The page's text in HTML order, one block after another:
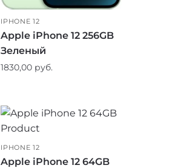
IPHONE 12
Apple iPhone 12 256GB
Зеленый
1830,00 руб.
IPHONE 12
Apple iPhone 12 64GB